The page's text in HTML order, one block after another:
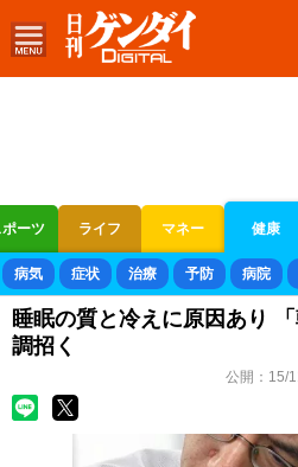
ーツ ライフ マネー 健康
ボートレース 競輪 オートレース
病気 症状 治療 予防 病院
睡眠の質と冷えに原因あり
調招く
公開： 15/